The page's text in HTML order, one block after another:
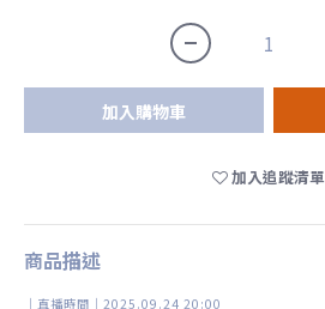
加入購物車
加入追蹤清單
商品描述
｜直播時間｜2025.09.24 20:00